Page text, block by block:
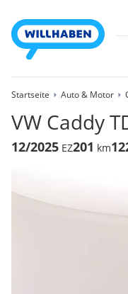
Startseite Auto & Motor
VW Caddy
12/2025 EZ201 km